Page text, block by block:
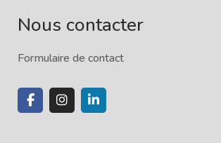
Nous contacter
Formulaire de contact